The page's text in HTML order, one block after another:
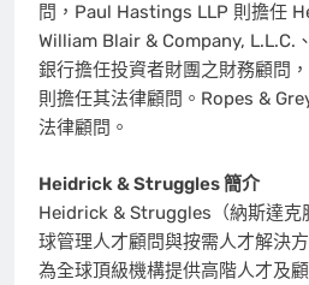
問，Paul Hastings LLP 則擔任
William Blair & Company, L.L.C.
銀行擔任投資者財團之財務顧問
則擔任其法律顧問。Ropes &
法律顧問。
Heidrick & Struggles 簡介
Heidrick & Struggles（納斯達克
球管理人才顧問與按需人才解決
為全球頂級機構提供高階人才及